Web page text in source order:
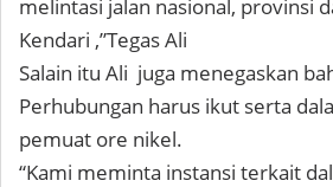
melintasi jalan nasional, provinsi
Kendari ,”Tegas Ali
Salain itu Ali juga menegaskan
Perhubungan harus ikut serta
pemuat ore nikel.
“Kami meminta instansi terkait